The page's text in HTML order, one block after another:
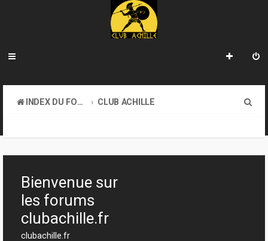
INDEX DU FORUM
CLUB ACHILLE
h
Bienvenue sur
les forums
clubachille.fr
clubachille.fr